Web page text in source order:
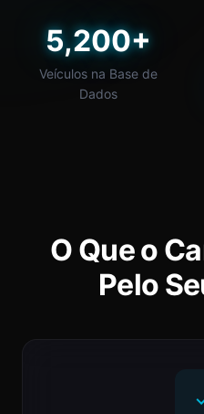
5,200+
Veículos na Base de
Dados
O Que o
Pelo